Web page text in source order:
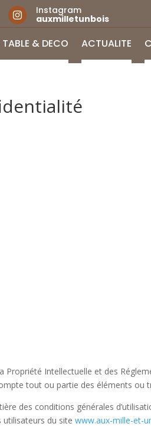
 Instagram
auxmilletunbois
TABLE & DÉCO ACTUALITÉ
Intellectuelle et des
tout ou partie des éléments ou
des conditions générales
utilisateurs du sitewww.aux-mille-et-